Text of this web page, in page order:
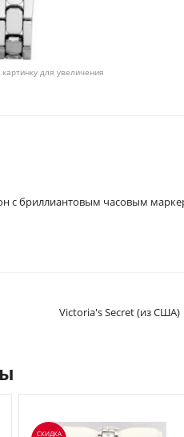
для увеличения
с бриллиантовым часовым
Victoria's Secret (из США)
СКИДКА